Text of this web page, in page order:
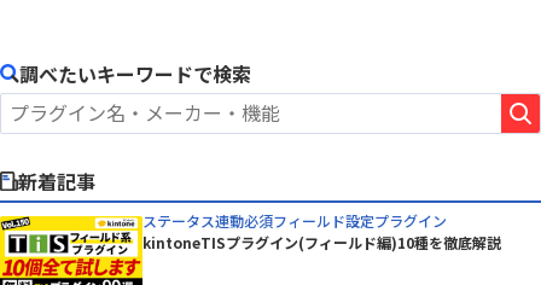
調べたいキーワードで検索
新着記事
ステータス連動必須フィールド設定プラグイン
kintoneTISプラグイン(フィールド編)10種を徹底解説